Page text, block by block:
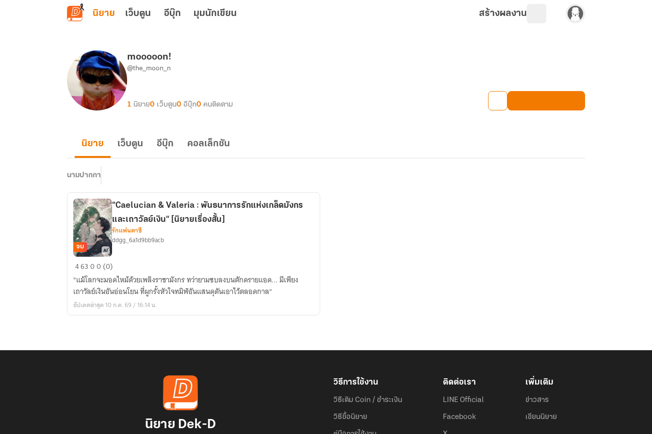
ข้ามไปยังเนื้อหาหลัก
นิยาย เว็บตูน อีบุ๊ก มุมนักเขียน สร้างผลงาน
mooooon!
@the_moon_n
1 นิยาย0 เว็บตูน0 อีบุ๊ก0 คนติดตาม
นิยาย เว็บตูน อีบุ๊ก คอลเล็กชัน
นามปากกา
"Caelucian
Valeria
:
พันธนาการ
จบ
"Caelucian & Valeria : พันธนาการรักแห่งเกล็ดมังกร
และเถาวัลย์เงิน" [นิยายเรื่องสั้น]
รักแฟนตาซี
ddgg_6a1d9bb9acb
46300 (0)
"แม้โลกจะมอดไหม้ด้วยเพลิงราชามังกร ทว่ายามซบลงบนตักดรายแอด... มีเพียง
เถาวัลย์เงินอันอ่อนโยน ที่ผูกรั้งหัวใจทมิฬอันแสนดุดันเอาไว้ตลอดกาล"
อัปเดตล่าสุด 10 ก.ค. 69 / 16:14 น.
นิยาย Dek-D
วิธีการใช้งาน
วิธีเติม Coin / ชำระเงิน
วิธีซื้อนิยาย
ติดต่อเรา
LINE Official
Facebook
เพิ่มเติม
ข่าวสาร
เขียนนิยาย